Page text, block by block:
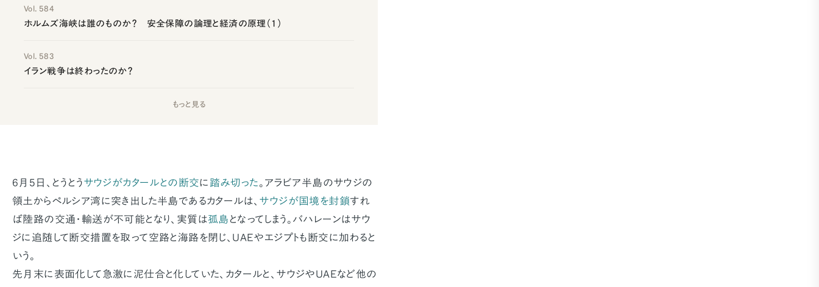
Vol. 584
ホルムズ海峡は誰のものか？ 安全保障の論理と経済の原理（1）
Vol. 583
イラン戦争は終わったのか？
もっと見る
6月5日、とうとうサウジがカタールとの断交に 踏み切った。アラビア半島のサウジの
領土からペルシア湾に突き出した半島であるカタールは、 サウジが国境を封鎖すれ
ば陸路の交通・輸送が不可能となり、実質は孤島となってしまう。バハレーンはサウ
ジに追随して断交措置を取って空路と海路を閉じ、UAEやエジプトも断交に加わると
いう。
先月末に表面化して急激に泥仕合と化していた、カタールと、サウジやUAEなど他の